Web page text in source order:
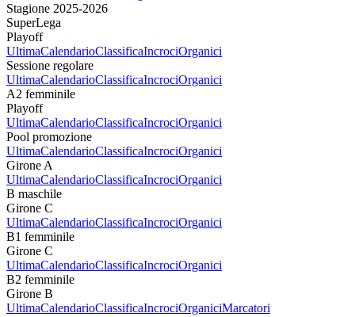
Stagione 2025-2026
SuperLega
Playoff
UltimaCalendarioClassificaIncrociOrganici
Sessione regolare
UltimaCalendarioClassificaIncrociOrganici
A2 femminile
Playoff
UltimaCalendarioClassificaIncrociOrganici
Pool promozione
UltimaCalendarioClassificaIncrociOrganici
Girone A
UltimaCalendarioClassificaIncrociOrganici
B maschile
Girone C
UltimaCalendarioClassificaIncrociOrganici
B1 femminile
Girone C
UltimaCalendarioClassificaIncrociOrganici
B2 femminile
Girone B
UltimaCalendarioClassificaIncrociOrganiciMarcatori